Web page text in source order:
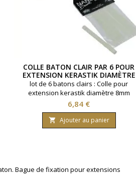
COLLE BATON CLAIR PAR 6 POUR
EXTENSION KERASTIK DIAMÈTRE
8MM
lot de 6 batons clairs : Colle pour
extension kerastik diamètre 8mm
Prix
6,84 €
 Ajouter au panier
Bague de fixation pour extensions